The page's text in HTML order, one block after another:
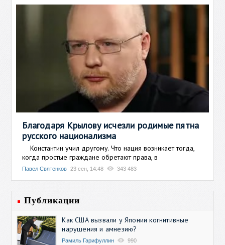
Благодаря Крылову исчезли родимые пятна
русского национализма
Константин учил другому. Что нация возникает тогда,
когда простые граждане обретают права, в
Павел Святенков 23 сен, 14:48 343 483
Публикации
Как США вызвали у Японии когнитивные
нарушения и амнезию?
Рамиль Гарифуллин 990